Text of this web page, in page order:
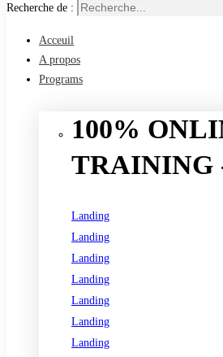
Recherche de :
Acceuil
A propos
Programs
100%
TRAINING
Landing
Landing
Landing
Landing
Landing
Landing
Landing